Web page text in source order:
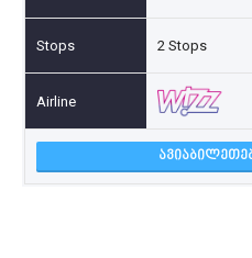
2 Stops